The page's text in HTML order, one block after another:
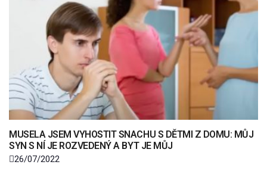
MUSELA JSEM VYHOSTIT SNACHU S DĚTMI Z DOMU: MŮJ
SYN S NÍ JE ROZVEDENÝ A BYT JE MŮJ
26/07/2022